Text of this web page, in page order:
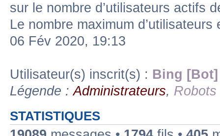
sur le nombre d’utilisateurs actifs
Le nombre maximum
06 Fév 2020, 19:13
Utilisateur(s) inscrit(s) : Bing [Bot]
Légende :Administrateurs, Robots
STATISTIQUES